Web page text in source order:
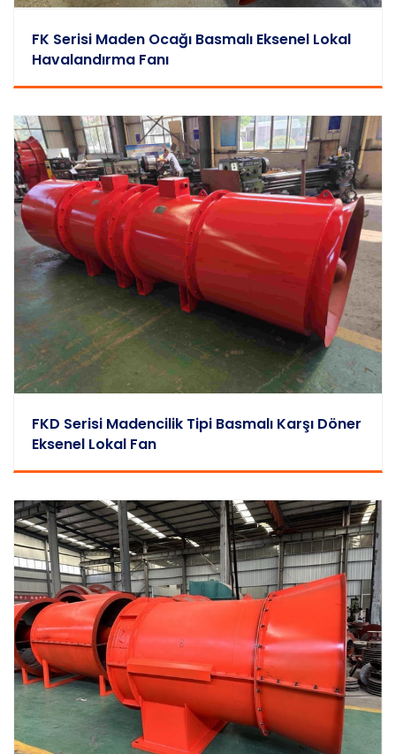
FK Serisi Maden Ocağı Basmalı Eksenel Lokal
Havalandırma Fanı
FKD Serisi Madencilik Tipi Basmalı Karşı Döner
Eksenel Lokal Fan